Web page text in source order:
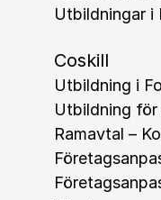
Utbildningar
Coskill
Utbildning i
Utbildning
Ramavtal –